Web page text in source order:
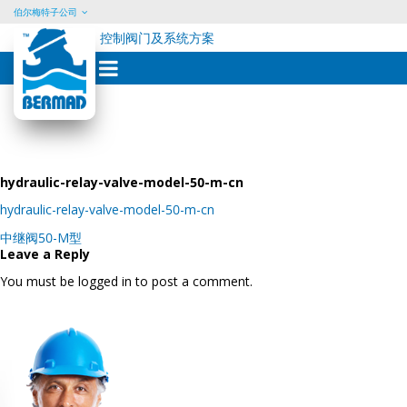
Skip
content
伯尔梅特子公司
控制阀门及系统方案
hydraulic-relay-valve-model-50-m-cn
hydraulic-relay-valve-model-50-m-cn
Post
navigation
中继阀50-M型
Leave a Reply
You must be logged in to post a comment.